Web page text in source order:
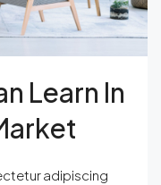
Learn In
adipiscing